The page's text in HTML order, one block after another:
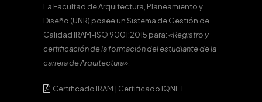
La Facultad de Arquitectura, Planeamiento y
Diseño (UNR) posee un Sistema de Gestión de
Calidad IRAM-ISO 9001:2015 para:«Registro y
certificación de la formación del estudiante de la
carrera de Arquitectura».
Certificado IRAM | Certificado IQNET